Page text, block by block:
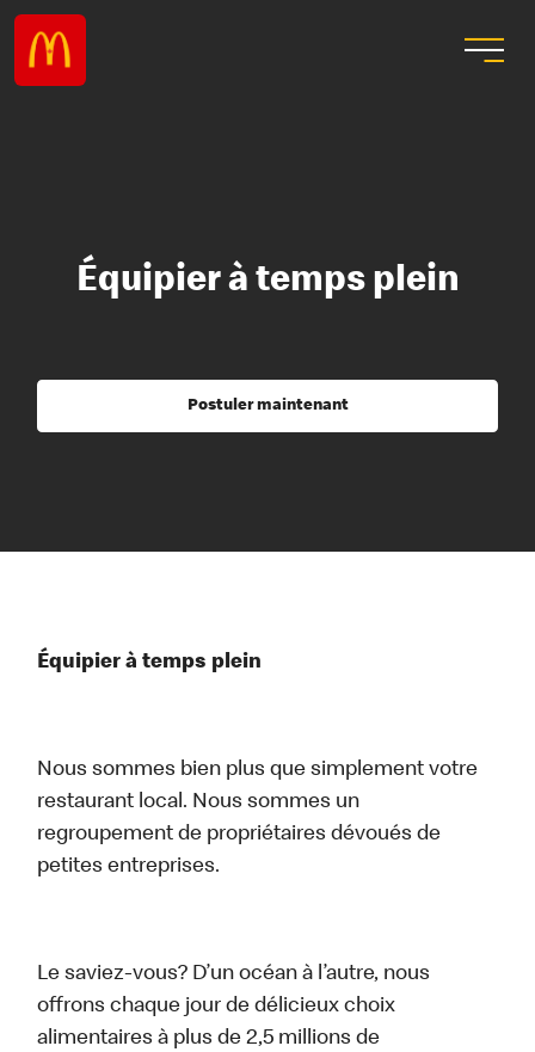
Équipier à temps plein
Postuler maintenant
Équipier à temps plein
Nous sommes bien plus que simplement votre
restaurant local. Nous sommes un
regroupement de propriétaires dévoués de
petites entreprises.
Le saviez-vous? D’un océan à l’autre, nous
offrons chaque jour de délicieux choix
alimentaires à plus de 2,5 millions de